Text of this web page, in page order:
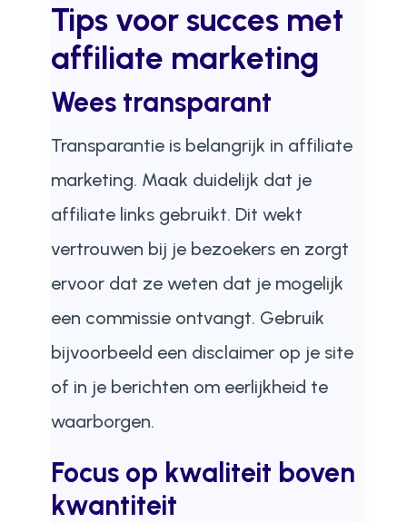
Tips voor succes met
affiliate marketing
Wees transparant
Transparantie is belangrijk in affiliate
marketing. Maak duidelijk dat je
affiliate links gebruikt. Dit wekt
vertrouwen bij je bezoekers en zorgt
ervoor dat ze weten dat je mogelijk
een commissie ontvangt. Gebruik
bijvoorbeeld een disclaimer op je site
of in je berichten om eerlijkheid te
waarborgen.
Focus op kwaliteit boven
kwantiteit